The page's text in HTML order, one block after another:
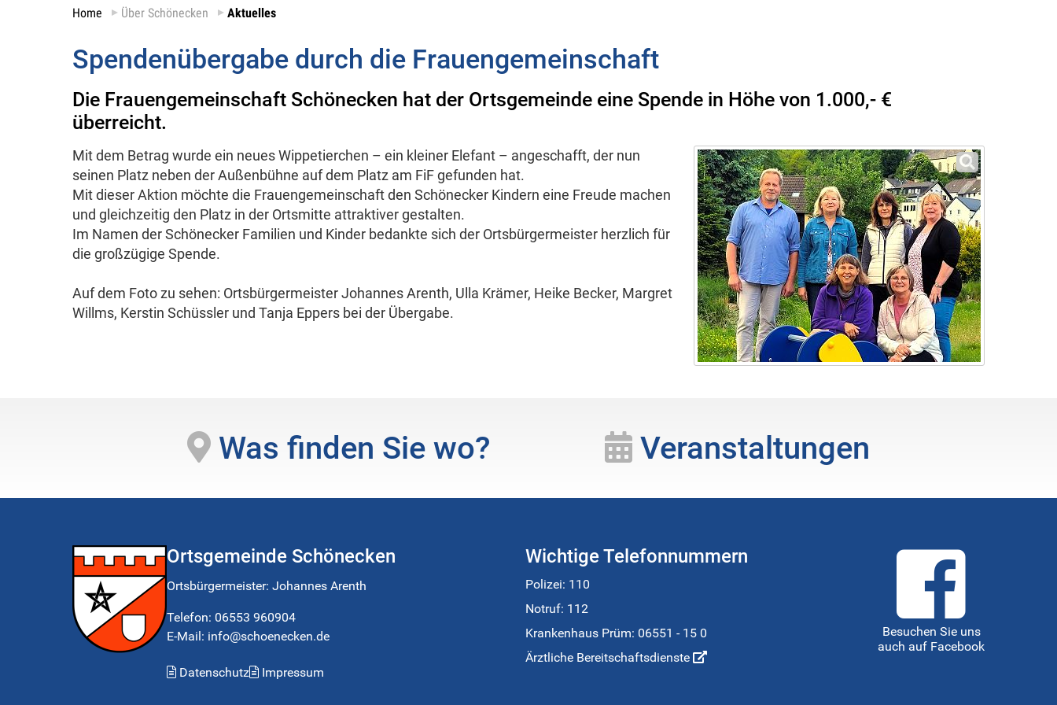
Home Über Schönecken Aktuelles
Spendenübergabe durch die Frauengemeinschaft
Die Frauengemeinschaft Schönecken hat der Ortsgemeinde eine Spende in Höhe von 1.000,- €
überreicht.
Mit dem Betrag wurde ein neues Wippetierchen – ein kleiner Elefant – angeschafft, der nun
seinen Platz neben der Außenbühne auf dem Platz am FiF gefunden hat.
Mit dieser Aktion möchte die Frauengemeinschaft den Schönecker Kindern eine Freude machen
und gleichzeitig den Platz in der Ortsmitte attraktiver gestalten.
Im Namen der Schönecker Familien und Kinder bedankte sich der Ortsbürgermeister herzlich für
die großzügige Spende.
Auf dem Foto zu sehen: Ortsbürgermeister Johannes Arenth, Ulla Krämer, Heike Becker, Margret
Willms, Kerstin Schüssler und Tanja Eppers bei der Übergabe.
Was finden Sie wo? Veranstaltungen
Ortsgemeinde Schönecken
Ortsbürgermeister: Johannes Arenth
Telefon: 06553 960904
E-Mail: info@schoenecken.de
Datenschutz Impressum
Wichtige Telefonnummern
Polizei: 110
Notruf: 112
Krankenhaus Prüm: 06551 - 15 0
Ärztliche Bereitschaftsdienste
Besuchen Sie uns
auch auf Facebook